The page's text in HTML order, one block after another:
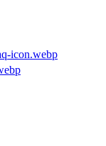
icon.webp